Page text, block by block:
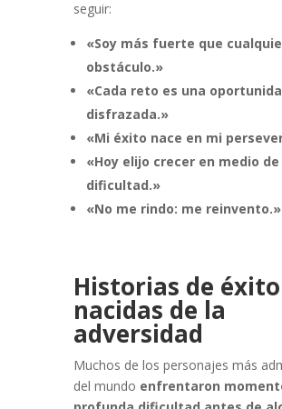
seguir:
«Soy más fuerte que
obstáculo.»
«Cada reto es una
disfrazada.»
«Mi éxito nace en mi
«Hoy elijo crecer en medio de
dificultad.»
«No me rindo: me reinvento.»
Historias de éxito
nacidas de la
adversidad
Muchos de los personajes más
del mundo enfrentaron